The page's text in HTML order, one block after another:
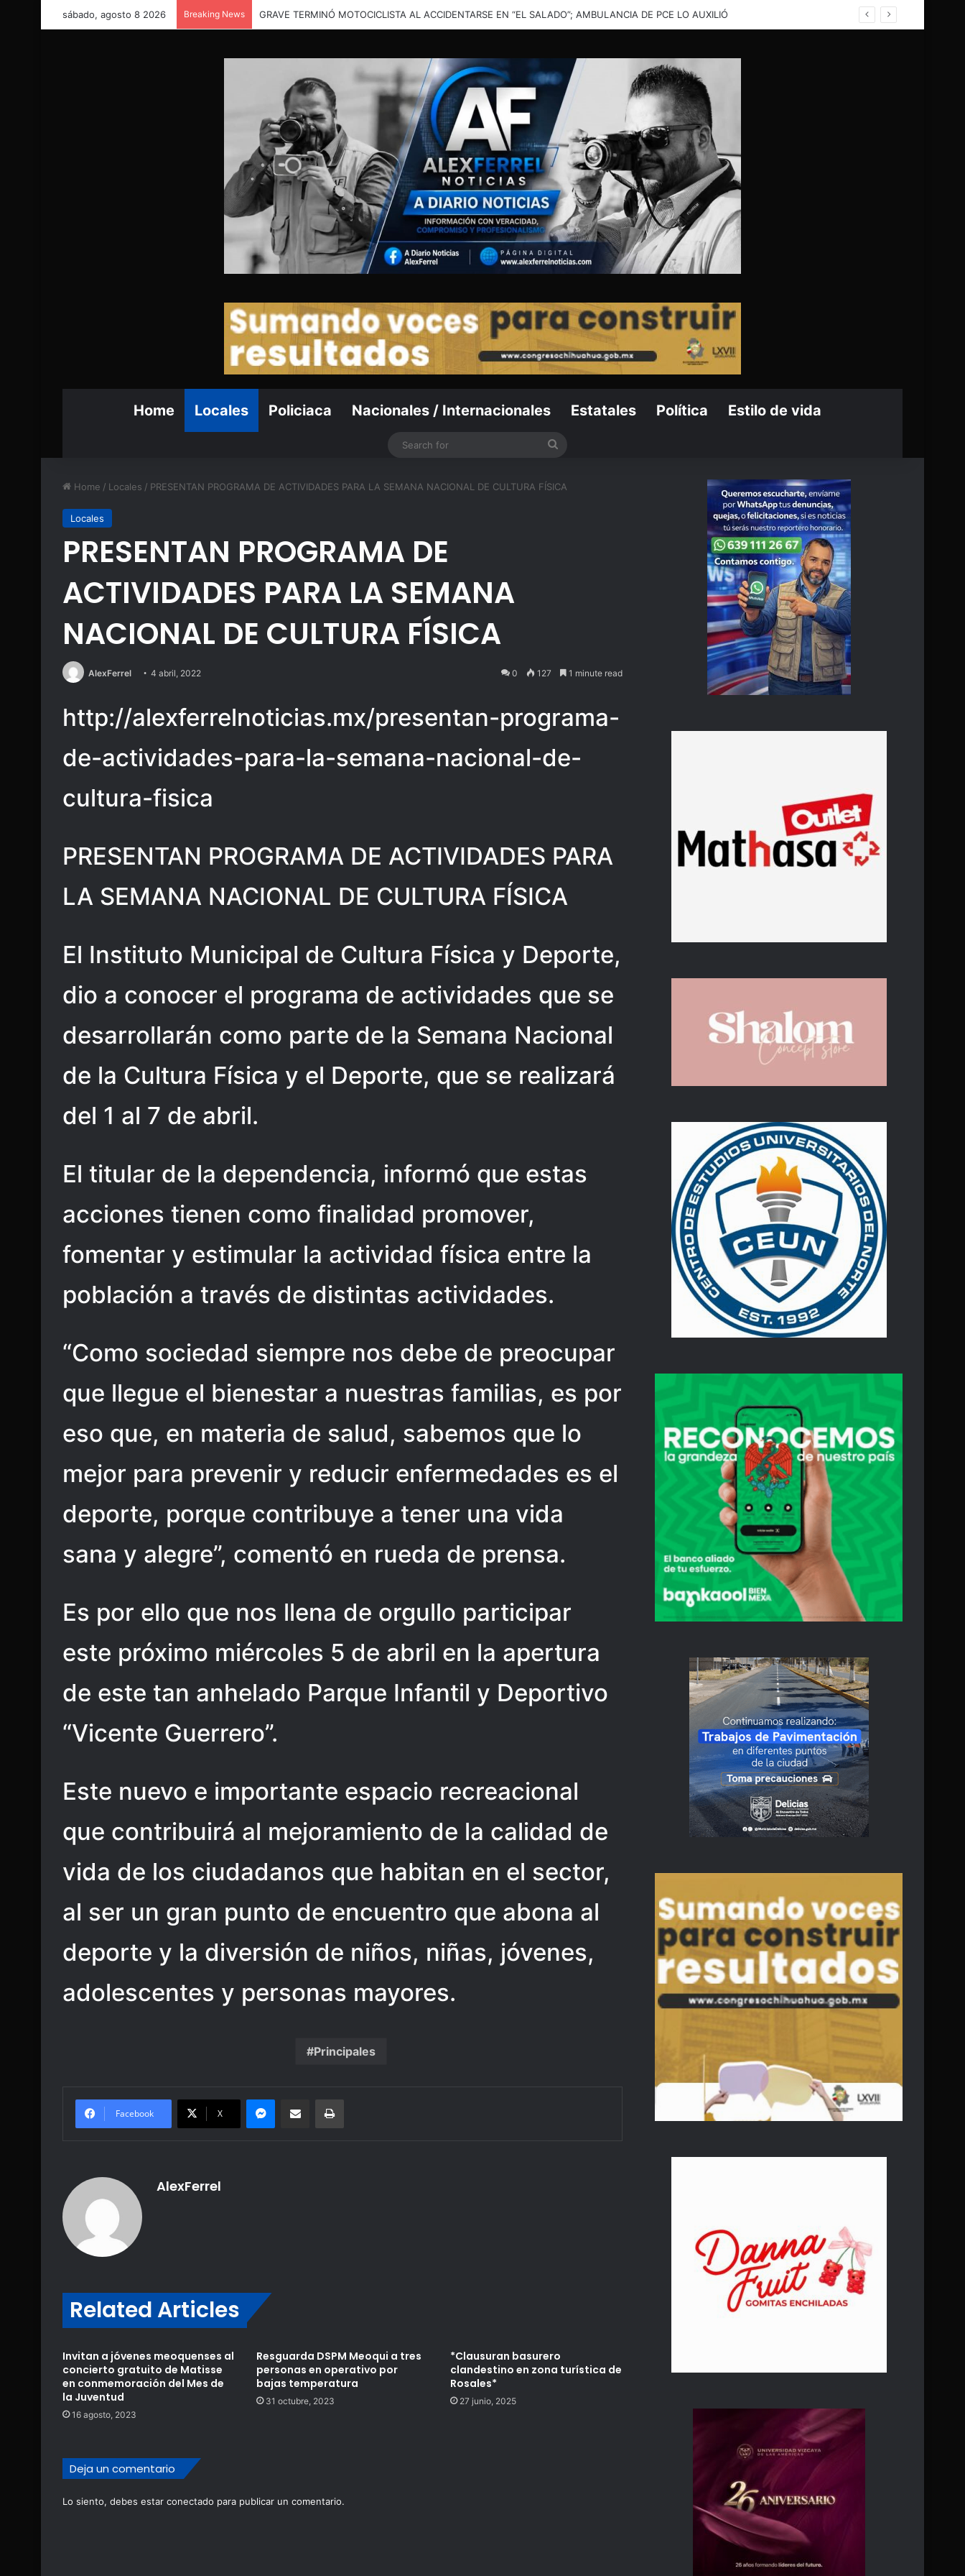
sábado, agosto 8 2026 Breaking News “Necesitamos una solución”: vecinos denuncian inundaciones en calles de Santa Catarina; PC evalua problema para buscar solución
Home Locales Policiaca Nacionales / Internacionales Estatales Política Estilo de vida
Search
Home / Locales / PRESENTAN PROGRAMA DE ACTIVIDADES PARA LA SEMANA NACIONAL DE CULTURA FÍSICA
Locales
PRESENTAN PROGRAMA DE
ACTIVIDADES PARA LA SEMANA
NACIONAL DE CULTURA FÍSICA
AlexFerrel 4 abril, 2022 0 127 1 minute read
http://alexferrelnoticias.mx/presentan-programa-
de-actividades-para-la-semana-nacional-de-
cultura-fisica
PRESENTAN PROGRAMA DE ACTIVIDADES PARA
LA SEMANA NACIONAL DE CULTURA FÍSICA
El Instituto Municipal de Cultura Física y Deporte,
dio a conocer el programa de actividades que se
desarrollarán como parte de la Semana Nacional
de la Cultura Física y el Deporte, que se realizará
del 1 al 7 de abril.
El titular de la dependencia, informó que estas
acciones tienen como finalidad promover,
fomentar y estimular la actividad física entre la
población a través de distintas actividades.
“Como sociedad siempre nos debe de preocupar
que llegue el bienestar a nuestras familias, es por
eso que, en materia de salud, sabemos que lo
mejor para prevenir y reducir enfermedades es el
deporte, porque contribuye a tener una vida
sana y alegre”, comentó en rueda de prensa.
Es por ello que nos llena de orgullo participar
este próximo miércoles 5 de abril en la apertura
de este tan anhelado Parque Infantil y Deportivo
“Vicente Guerrero”.
Este nuevo e importante espacio recreacional
que contribuirá al mejoramiento de la calidad de
vida de los ciudadanos que habitan en el sector,
al ser un gran punto de encuentro que abona al
deporte y la diversión de niños, niñas, jóvenes,
adolescentes y personas mayores.
Principales
Facebook X
Messenger
Share via Email Print
AlexFerrel
Related Articles
Invitan a jóvenes meoquenses al
concierto gratuito de Matisse
en conmemoración del Mes de
la Juventud
16 agosto, 2023
Resguarda DSPM Meoqui a tres
personas en operativo por
bajas temperatura
31 octubre, 2023
*Clausuran basurero
clandestino en zona turística de
Rosales*
27 junio, 2025
Deja un comentario
Lo siento, debes estar conectado para publicar un comentario.